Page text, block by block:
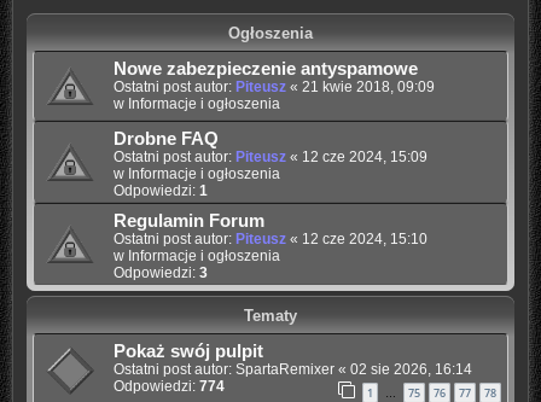
Ogłoszenia
Nowe zabezpieczenie antyspamowe
Ostatni post autor: Piteusz« 21 kwie 2018, 09:09
w Informacje i ogłoszenia
Drobne FAQ
Ostatni post autor: Piteusz« 12 cze 2024, 15:09
w Informacje i ogłoszenia
Odpowiedzi: 1
Regulamin Forum
Ostatni post autor: Piteusz« 12 cze 2024, 15:10
w Informacje i ogłoszenia
Odpowiedzi: 3
Tematy
Pokaż swój pulpit
Ostatni post autor: SpartaRemixer« 02 sie 2026, 16:14
Odpowiedzi: 774 1 75 76 77 78